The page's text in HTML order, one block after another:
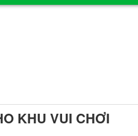
KHU VUI CHƠI